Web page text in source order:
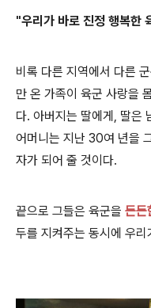
"우리가 바로 진정 행복한
비록 다른 지역에서 다른
만 온 가족이 육군 사랑을
다. 아버지는 딸에게, 딸은
어머니는 지난 30여 년을
자가 되어 줄 것이다.
끝으로 그들은 육군을 든든
두를 지켜주는 동시에 우